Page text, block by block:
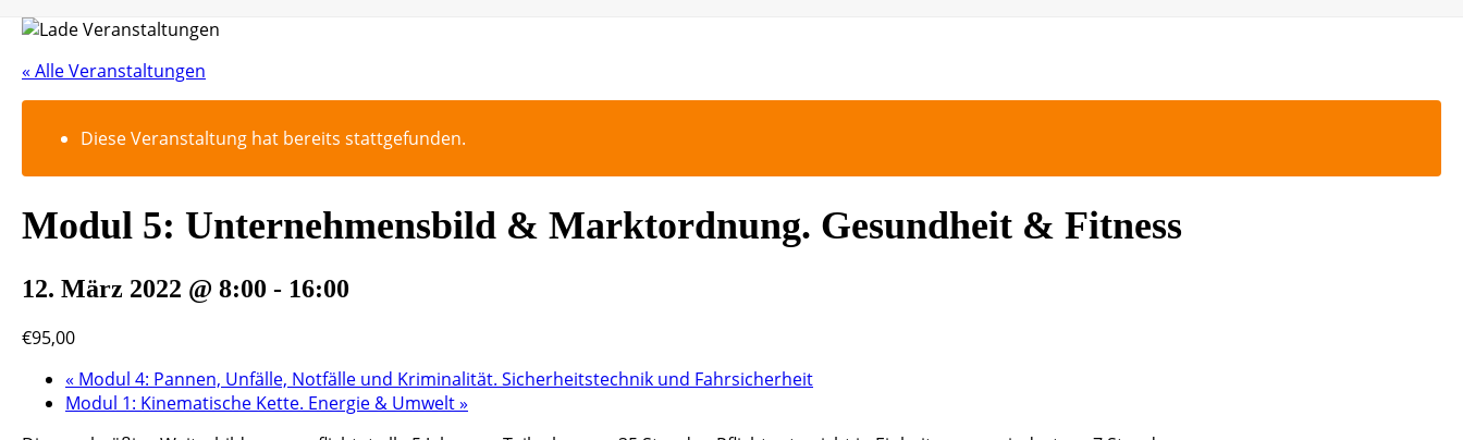
« Alle Veranstaltungen
Diese Veranstaltung hat bereits stattgefunden.
Modul 5: Unternehmensbild & Marktordnung. Gesundheit & Fitness
12. März 2022 @ 8:00 - 16:00
€95,00
« Modul 4: Pannen, Unfälle, Notfälle und Kriminalität. Sicherheitstechnik und Fahrsicherheit
Modul 1: Kinematische Kette. Energie & Umwelt»